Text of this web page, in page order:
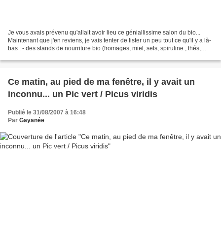
Je vous avais prévenu qu'allait avoir lieu ce géniallissime salon du bio...
Maintenant que j'en reviens, je vais tenter de lister un peu tout ce qu'il y a là-
bas : - des stands de nourriture bio (fromages, miel, sels, spiruline , thés,
Ce matin, au pied de ma fenêtre, il y avait un
inconnu... un Pic vert / Picus viridis
Publié le 31/08/2007 à 16:48
Par Gayanée